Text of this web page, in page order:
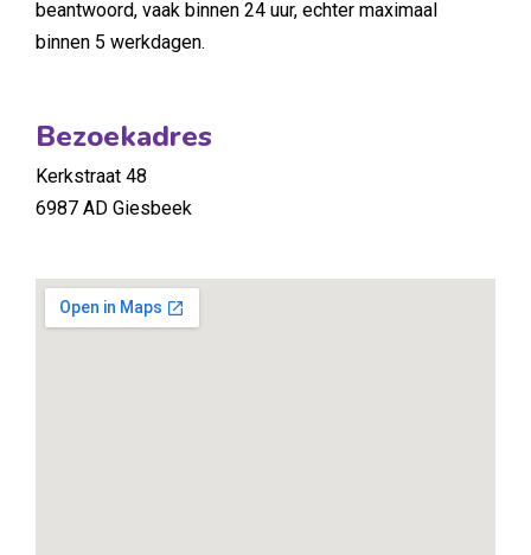
beantwoord, vaak binnen 24 uur, echter maximaal
binnen 5 werkdagen.
Bezoekadres
Kerkstraat 48
6987 AD Giesbeek